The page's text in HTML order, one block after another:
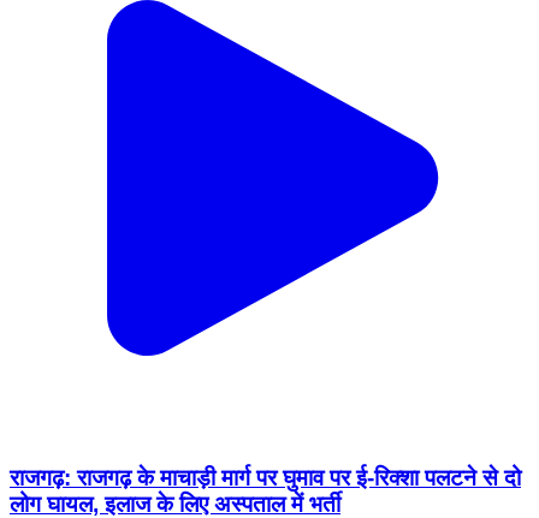
राजगढ़: राजगढ़ के माचाड़ी मार्ग पर घुमाव पर ई-रिक्शा पलटने से दो
लोग घायल, इलाज के लिए अस्पताल में भर्ती